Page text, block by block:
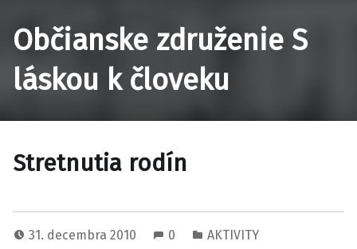
Občianske združenie S
láskou k človeku
Stretnutia rodín
31. decembra 2010 0 AKTIVITY